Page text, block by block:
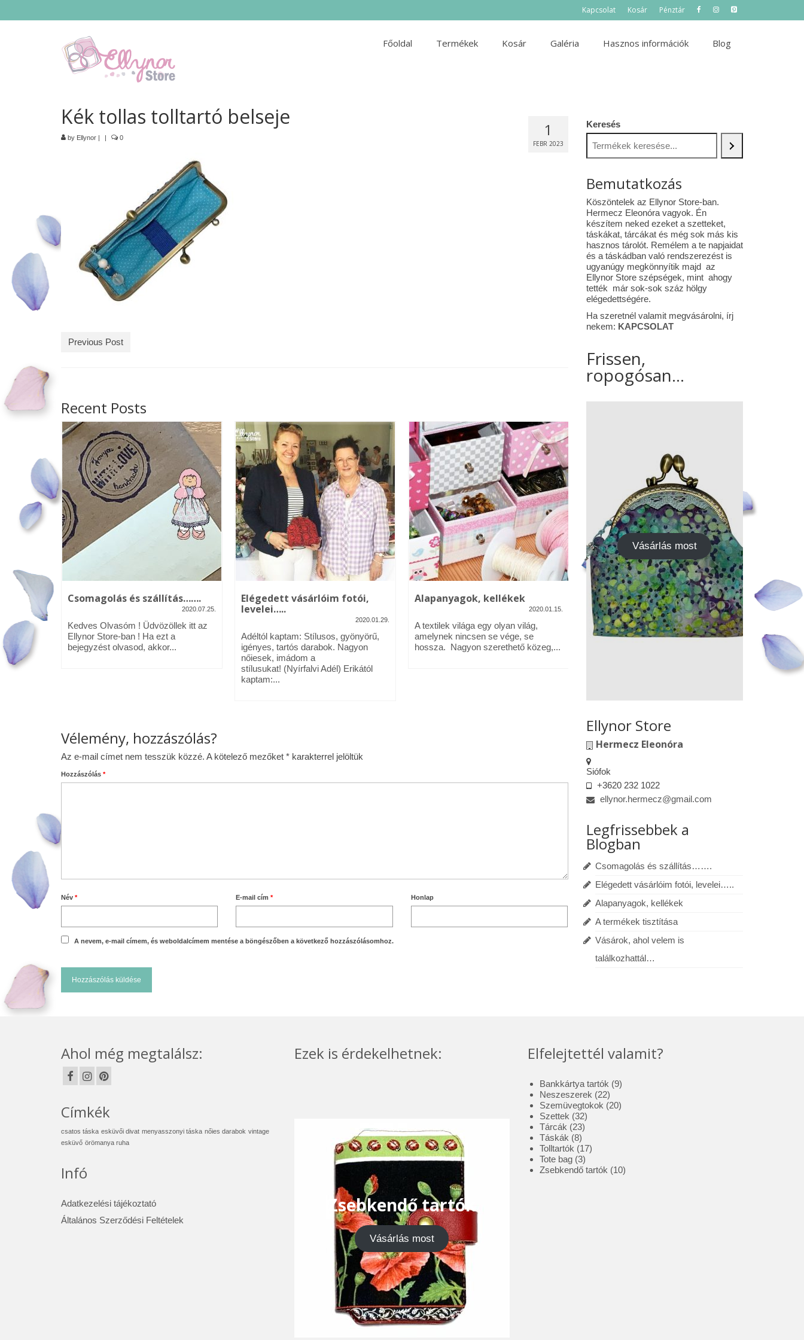
Kapcsolat Kosár Pénztár
Főoldal Termékek Kosár Galéria Hasznos információk Blog
1
FEBR 2023
Kék tollas tolltartó belseje
by Ellynor | | 0
Previous Post
Recent Posts
– Üdv
2020.01.09.
Ellynor
Csomagolás és szállítás…….
2020.07.25.
Kedves Olvasóm ! Üdvözöllek itt az
Ellynor Store-ban ! Ha ezt a
bejegyzést olvasod, akkor...
Elégedett vásárlóim fotói,
levelei…..
2020.01.29.
Adéltól kaptam: Stílusos, gyönyörű,
igényes, tartós darabok. Nagyon
nőiesek, imádom a
stílusukat! (Nyírfalvi Adél) Erikától
kaptam:...
Alapanyagok, kellékek
2020.01.15.
A textilek világa egy olyan világ,
amelynek nincsen se vége, se
hossza. Nagyon szerethető közeg,...
A termékek tisztítása
2020.01.13.
Alapanyagok: Tilda pamutvászon,
designer pamutvászon, lenvászon,
Kedves
Vélemény, hozzászólás?
Az e-mail címet nem tesszük közzé. A kötelező mezőket * karakterrel jelöltük
Hozzászólás *
Név * E-mail cím* Honlap
A nevem, e-mail címem, és weboldalcímem mentése a böngészőben a következő hozzászólásomhoz.
Keresés
Bemutatkozás
Köszöntelek az Ellynor Store-ban.
Hermecz Eleonóra vagyok. Én
készítem neked ezeket a szetteket,
táskákat, tárcákat és még sok más kis
hasznos tárolót. Remélem a te napjaidat
és a táskádban való rendszerezést is
ugyanúgy megkönnyítik majd az
Ellynor Store szépségek, mint ahogy
tették már sok-sok száz hölgy
elégedettségére.
Ha szeretnél valamit megvásárolni, írj
nekem: KAPCSOLAT
Frissen,
ropogósan...
Vásárlás most
Ellynor Store
Hermecz Eleonóra
Siófok
+3620 232 1022
ellynor.hermecz@gmail.com
Legfrissebbek a
Blogban
Csomagolás és szállítás…….
Elégedett vásárlóim fotói, levelei…..
Alapanyagok, kellékek
A termékek tisztítása
Vásárok, ahol velem is
találkozhattál…
Ahol még megtalálsz:
Címkék
csatos táska esküvői divat menyasszonyi táska nőies darabok vintage
esküvő örömanya ruha
Infó
Adatkezelési tájékoztató
Általános Szerződési Feltételek
Ezek is érdekelhetnek:
Zsebkendő tartók
Vásárlás most
Elfelejtettél valamit?
Bankkártya tartók 99
Neszeszerek 2222
termék
Szemüvegtokok 2020
Szettek 3232
termék
Tárcák 2323
termék
Táskák 88
termék
Tolltartók 1717
Tote bag 33
termék
Zsebkendő tartók 1010